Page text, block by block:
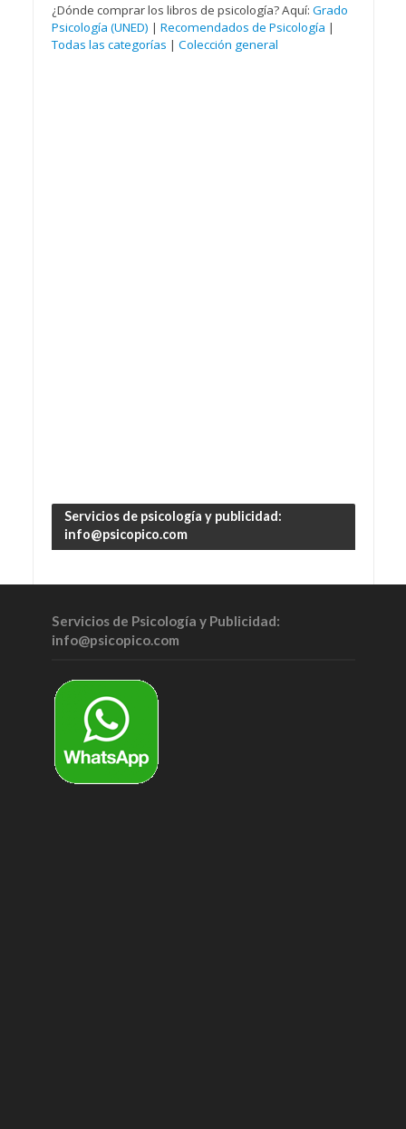
¿Dónde comprar los libros de psicología? Aquí: Grado
Psicología (UNED) | Recomendados de Psicología |
Todas las categorías | Colección general
Servicios de psicología y publicidad:
info@psicopico.com
Servicios de Psicología y Publicidad:
info@psicopico.com